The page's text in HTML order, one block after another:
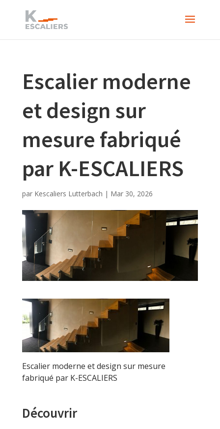
Escalier moderne
et design sur
mesure fabriqué
par K-ESCALIERS
par Kescaliers Lutterbach | Mar 30, 2026
Escalier moderne et design sur mesure
fabriqué par K-ESCALIERS
Découvrir